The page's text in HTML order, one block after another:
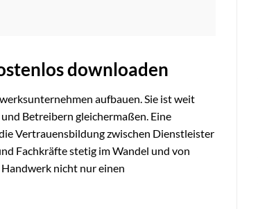
downloaden
aufbauen. Sie ist weit
Betreibern gleichermaßen. Eine
Vertrauensbildung zwischen Dienstleister
Fachkräfte stetig im Wandel und von
Handwerk nicht nur einen